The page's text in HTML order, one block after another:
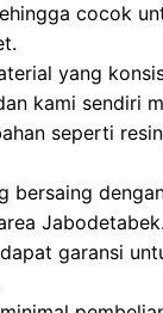
cocok
yang
kami sendiri
seperti
bersaing
garansi